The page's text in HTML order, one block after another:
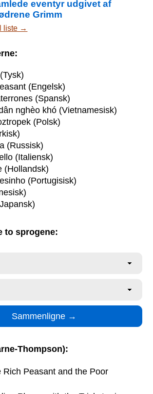
eventyr udgivet af
Grimm
liste →
(Tysk)
(Engelsk)
(Spansk)
nghèo khó (Vietnamesisk)
(Polsk)
(Russisk)
(Italiensk)
(Hollandsk)
(Portugisisk)
to sprogene:
Thompson):
Rich Peasant and the Poor